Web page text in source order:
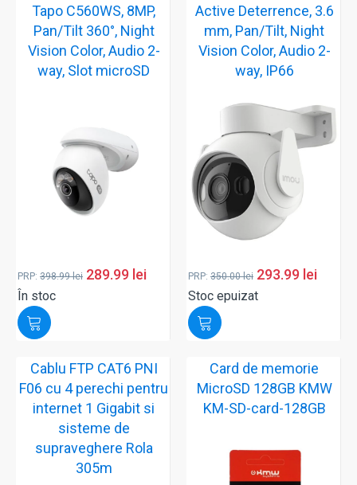
Tapo C560WS, 8MP,
Pan/Tilt 360°, Night
Vision Color, Audio 2-
way, Slot microSD
PRP: 398.99lei 289.99 lei
În stoc
Active Deterrence, 3.6
mm, Pan/Tilt, Night
Vision Color, Audio 2-
way, IP66
PRP: 350.00lei 293.99 lei
Stoc epuizat
Cablu FTP CAT6 PNI
F06 cu 4 perechi pentru
internet 1 Gigabit si
sisteme de
supraveghere Rola
305m
Card de memorie
MicroSD 128GB KMW
KM-SD-card-128GB